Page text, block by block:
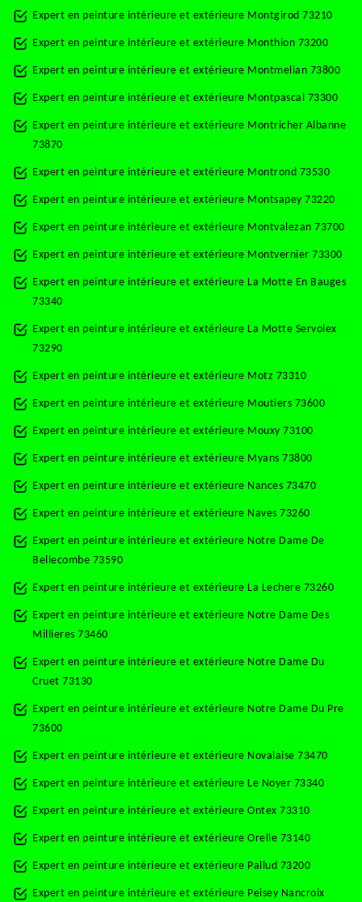
Expert en peinture intérieure et extérieure Montgirod 73210
Expert en peinture intérieure et extérieure Monthion 73200
Expert en peinture intérieure et extérieure Montmelian 73800
Expert en peinture intérieure et extérieure Montpascal 73300
Expert en peinture intérieure et extérieure Montricher Albanne
73870
Expert en peinture intérieure et extérieure Montrond 73530
Expert en peinture intérieure et extérieure Montsapey 73220
Expert en peinture intérieure et extérieure Montvalezan 73700
Expert en peinture intérieure et extérieure Montvernier 73300
Expert en peinture intérieure et extérieure La Motte En Bauges
73340
Expert en peinture intérieure et extérieure La Motte Servolex
73290
Expert en peinture intérieure et extérieure Motz 73310
Expert en peinture intérieure et extérieure Moutiers 73600
Expert en peinture intérieure et extérieure Mouxy 73100
Expert en peinture intérieure et extérieure Myans 73800
Expert en peinture intérieure et extérieure Nances 73470
Expert en peinture intérieure et extérieure Naves 73260
Expert en peinture intérieure et extérieure Notre Dame De
Bellecombe 73590
Expert en peinture intérieure et extérieure La Lechere 73260
Expert en peinture intérieure et extérieure Notre Dame Des
Millieres 73460
Expert en peinture intérieure et extérieure Notre Dame Du
Cruet 73130
Expert en peinture intérieure et extérieure Notre Dame Du Pre
73600
Expert en peinture intérieure et extérieure Novalaise 73470
Expert en peinture intérieure et extérieure Le Noyer 73340
Expert en peinture intérieure et extérieure Ontex 73310
Expert en peinture intérieure et extérieure Orelle 73140
Expert en peinture intérieure et extérieure Pallud 73200
Expert en peinture intérieure et extérieure Peisey Nancroix